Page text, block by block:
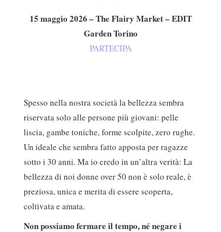
15 maggio 2026 – The Flairy Market – EDIT
Garden Torino
PARTECIPA
Spesso nella nostra società la bellezza sembra
riservata solo alle persone più giovani: pelle
liscia, gambe toniche, forme scolpite, zero rughe.
Un ideale che sembra fatto apposta per ragazze
sotto i 30 anni. Ma io credo in un’altra verità: La
bellezza di noi donne over 50 non è solo reale, è
preziosa, unica e merita di essere scoperta,
coltivata e amata.
Non possiamo fermare il tempo, né negare i